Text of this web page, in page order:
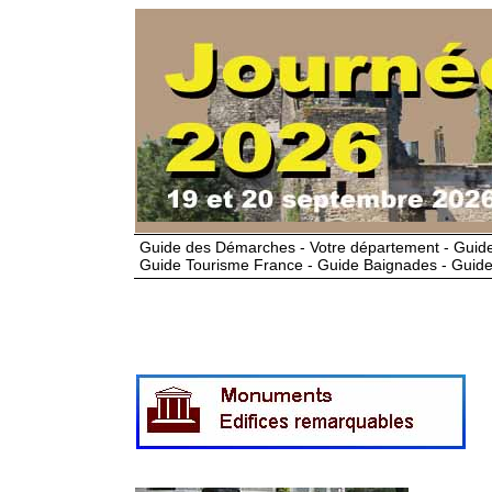
Guide des Démarches - Votre département -
Guide Tourisme France - Guide Baignades -